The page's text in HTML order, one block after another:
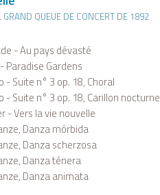
QUEUE DE CONCERT DE 1892
- Au pays dévasté
Paradise Gardens
- Suite n° 3 op. 18, Choral
- Suite n° 3 op. 18, Carillon nocturne
- Vers la vie nouvelle
Danza mórbida
Danza scherzosa
Danza ténera
Danza animata